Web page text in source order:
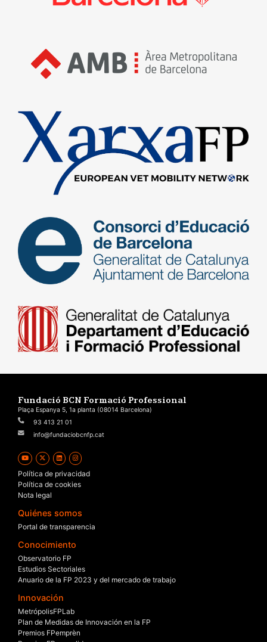
Fundació BCN Formació Professional
Plaça Espanya 5, 1a planta (08014 Barcelona)
93 413 21 01
info@fundaciobcnfp.cat
Política de privacidad
Política de cookies
Nota legal
Quiénes somos
Portal de transparencia
Conocimiento
Observatorio FP
Estudios Sectoriales
Anuario de la FP 2023 y del mercado de trabajo
Innovación
MetrópolisFPLab
Plan de Medidas de Innovación en la FP
Premios FPemprèn